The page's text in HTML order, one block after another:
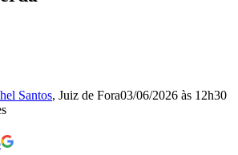
Santos, Juiz de Fora03/06/2026 às 12h30